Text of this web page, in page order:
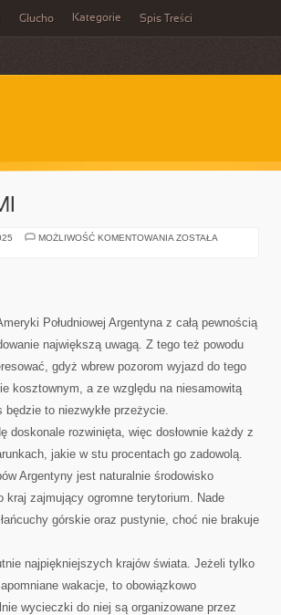
Głucho Kategorie Spis Treści
MOŻLIWOŚĆ KOMENTOWANIA BRAZYLIA
ZOSTAŁA
Południowej Argentyna z całą pewnością
największą uwagą. Z tego też powodu
gdyż wbrew pozorom wyjazd do tego
kosztownym, a ze względu na niesamowitą
to niezwykłe przeżycie.
doskonale rozwinięta, więc dosłownie każdy z
jakie w stu procentach go zadowolą.
Argentyny jest naturalnie środowisko
zajmujący ogromne terytorium. Nade
górskie oraz pustynie, choć nie brakuje
najpiękniejszych krajów świata. Jeżeli tylko
wakacje, to obowiązkowo
wycieczki do niej są organizowane przez